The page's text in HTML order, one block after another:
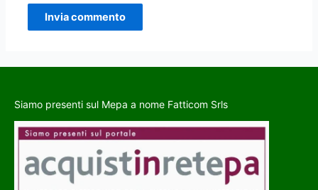
Siamo presenti sul Mepa a nome Fatticom Srls